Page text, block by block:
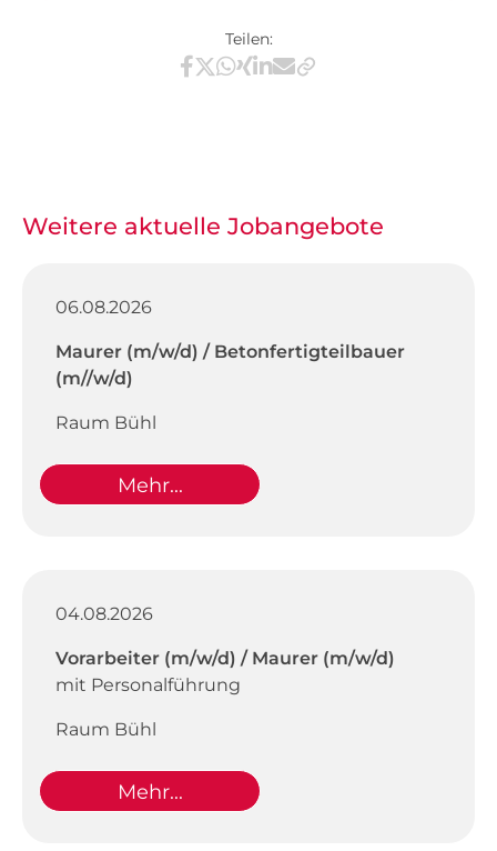
Teilen:
Teilen via Facebook
Teilen via X / Twitter
Teilen via WhatsApp
Teilen via Xing
Teilen via LinkedIn
Teilen via E-Mail
Weitere aktuelle Jobangebote
06.08.2026
Maurer (m/w/d) / Betonfertigteilbauer
(m//w/d)
Raum Bühl
Mehr...
04.08.2026
Vorarbeiter (m/w/d) / Maurer (m/w/d)
mit Personalführung
Raum Bühl
Mehr...